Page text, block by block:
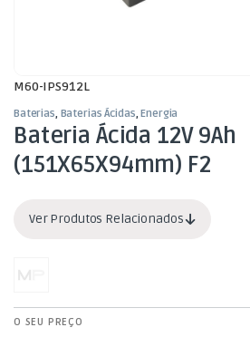
M60-IPS912L
Baterias, Baterias Ácidas,Energia
Bateria Ácida 12V 9Ah
(151X65X94mm) F2
Ver Produtos Relacionados
O SEU PREÇO